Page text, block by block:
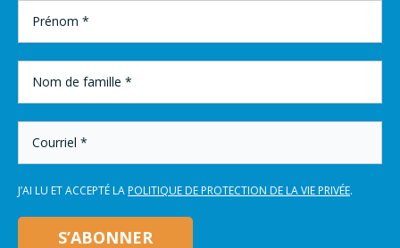
DE
FAMILLE
*
J’AI LU ET ACCEPTÉ LA POLITIQUE DE PROTECTION DE LA VIE PRIVÉE.